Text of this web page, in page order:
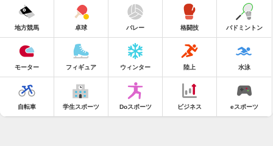
地方競馬 卓球 バレー 格闘技 バドミントン
モーター フィギュア ウィンター 陸上 水泳
自転車 学生スポーツ Doスポーツ ビジネス eスポーツ